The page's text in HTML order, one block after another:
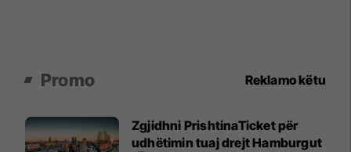
Promo Reklamo këtu
Zgjidhni PrishtinaTicket për
udhëtimin tuaj drejt Hamburgut